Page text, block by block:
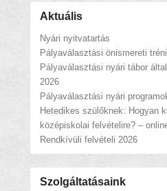
Aktuális
Nyári nyitvatartás
Pályaválasztási önismereti
Pályaválasztási nyári tábor
2026
Pályaválasztási nyári
Hetedikes szülőknek: Hogyan
középiskolai felvételire? –
Rendkívüli felvételi 2026
Szolgáltatásaink